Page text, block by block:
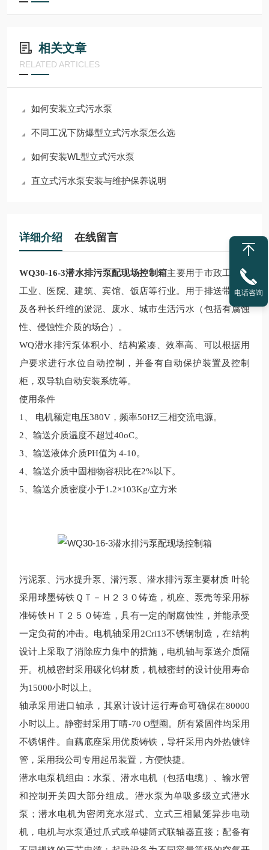
相关文章
RELATED ARTICLES
如何安装立式污水泵
不同工况下防爆型立式污水泵怎么选
如何安装WL型立式污水泵
直立式污水泵安装与维护保养说明
详细介绍 在线留言
WQ30-16-3潜水排污泵配现场控制箱主要用于市政工程、
工业、医院、建筑、宾馆、饭店等行业。用于排送带固体
及各种长纤维的淤泥、废水、城市生活污水（包括有腐蚀
性、侵蚀性介质的场合）。
WQ潜水排污泵体积小、结构紧凑、效率高、可以根据用
户要求进行水位自动控制，并备有自动保护装置及控制
柜，双导轨自动安装系统等。
使用条件
1、 电机额定电压380V，频率50HZ三相交流电源。
2、输送介质温度不超过40oC。
3、输送液体介质PH值为 4-10。
4、输送介质中固相物容积比在2%以下。
5、输送介质密度小于1.2×103Kg/立方米
污泥泵、污水提升泵、潜污泵、潜水排污泵主要材质 叶轮
采用球墨铸铁ＱＴ－Ｈ２３０铸造，机座、泵壳等采用标
准铸铁ＨＴ２５０铸造，具有一定的耐腐蚀性，并能承受
一定负荷的冲击。电机轴采用2Cri13不锈钢制造，在结构
设计上采取了消除应力集中的措施，电机轴与泵送介质隔
开。机械密封采用碳化钨材质，机械密封的设计使用寿命
为15000小时以上。
轴承采用进口轴承，其累计设计运行寿命可确保在80000
小时以上。静密封采用丁晴-70 O型圈。所有紧固件均采用
不锈钢件。自藕底座采用优质铸铁，导杆采用内外热镀锌
管，采用我公司专用起吊装置，方便快捷。
潜水电泵机组由：水泵、潜水电机（包括电缆）、输水管
和控制开关四大部分组成。潜水泵为单吸多级立式潜水
泵；潜水电机为密闭充水湿式、立式三相鼠笼异步电动
机，电机与水泵通过爪式或单键筒式联轴器直接；配备有
电话咨询